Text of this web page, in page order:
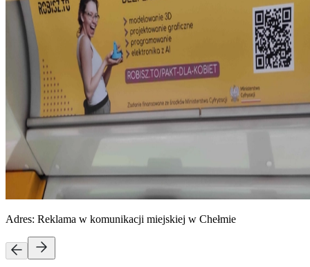
Adres: Reklama w komunikacji miejskiej w Chełmie